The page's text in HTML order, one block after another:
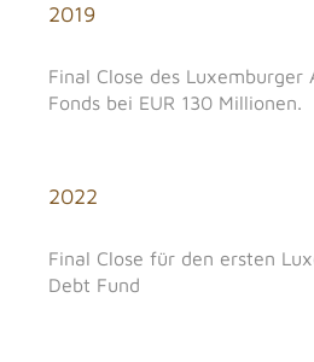
2019
Final Close des Luxemburger
Fonds bei EUR 130 Millionen.
2022
Final Close für den ersten
Debt Fund